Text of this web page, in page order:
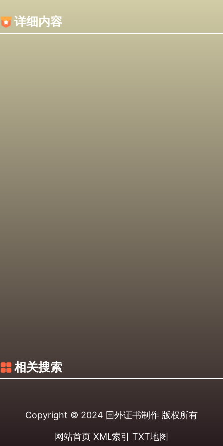
详细内容
相关搜索
Copyright © 2024 国外证书制作 版权所有
网站首页 XML索引 TXT地图